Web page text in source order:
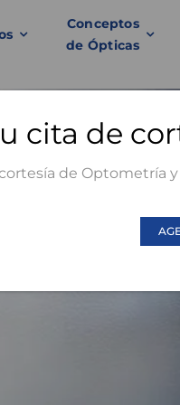
Conceptos
de Ópticas
cita de
de Optometría